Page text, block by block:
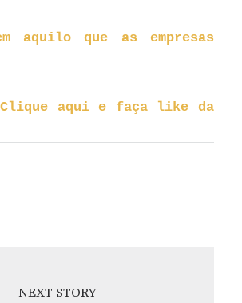
aquilo que as empresas
Clique aqui e faça like da
NEXT STORY